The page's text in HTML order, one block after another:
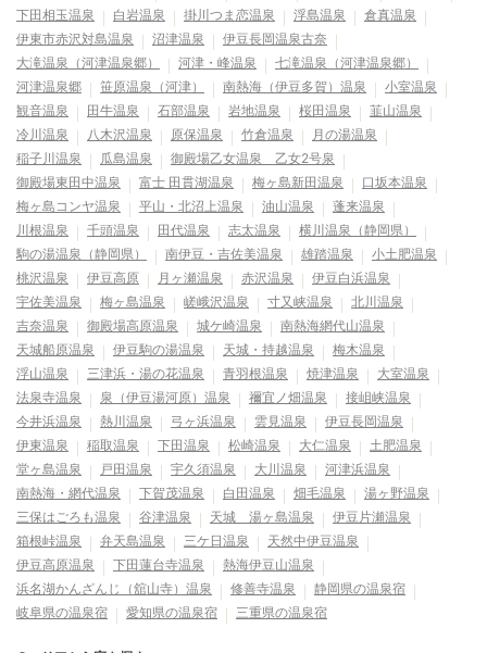
下田相玉温泉
白岩温泉 掛川つま恋温泉 浮島温泉
倉真温泉
伊東市赤沢対島温泉
沼津温泉
伊豆長岡温泉古奈
大滝温泉（河津温泉郷）
河津・峰温泉
七滝温泉（河津温泉郷）
河津温泉郷
笹原温泉（河津） 南熱海（伊豆多賀）温泉
小室温泉
観音温泉
田牛温泉 石部温泉 岩地温泉 桜田温泉
韮山温泉
冷川温泉
八木沢温泉 原保温泉 竹倉温泉
月の湯温泉
稲子川温泉
瓜島温泉
御殿場乙女温泉 乙女2号泉
御殿場東田中温泉
富士 田貫湖温泉 梅ヶ島新田温泉
口坂本温泉
梅ヶ島コンヤ温泉
平山・北沼上温泉 油山温泉
蓬来温泉
川根温泉
千頭温泉 田代温泉 志太温泉
横川温泉（静岡県）
駒の湯温泉（静岡県）
南伊豆・吉佐美温泉 雄踏温泉
小土肥温泉
桃沢温泉
伊豆高原 月ヶ瀬温泉 赤沢温泉
伊豆白浜温泉
宇佐美温泉
梅ヶ島温泉 嵯峨沢温泉 寸又峡温泉
北川温泉
吉奈温泉
御殿場高原温泉 城ケ崎温泉
南熱海網代山温泉
天城船原温泉
伊豆駒の湯温泉 天城・持越温泉
梅木温泉
浮山温泉
三津浜・湯の花温泉 青羽根温泉 焼津温泉
大室温泉
法泉寺温泉
泉（伊豆湯河原）温泉 禰宜ノ畑温泉
接岨峡温泉
今井浜温泉
熱川温泉 弓ヶ浜温泉 雲見温泉
伊豆長岡温泉
伊東温泉
稲取温泉 下田温泉 松崎温泉 大仁温泉
土肥温泉
堂ヶ島温泉
戸田温泉 宇久須温泉 大川温泉
河津浜温泉
南熱海・網代温泉
下賀茂温泉 白田温泉 畑毛温泉
湯ヶ野温泉
三保はごろも温泉
谷津温泉 天城 湯ヶ島温泉
伊豆片瀬温泉
箱根峠温泉
弁天島温泉 三ケ日温泉
天然中伊豆温泉
伊豆高原温泉
下田蓮台寺温泉
熱海伊豆山温泉
浜名湖かんざんじ（舘山寺）温泉
修善寺温泉
静岡県の温泉宿
岐阜県の温泉宿
愛知県の温泉宿 三重県の温泉宿